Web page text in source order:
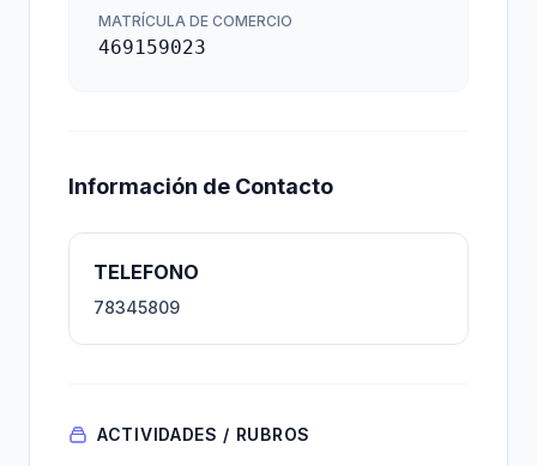
MATRÍCULA DE COMERCIO
469159023
Información de Contacto
TELEFONO
78345809
ACTIVIDADES / RUBROS